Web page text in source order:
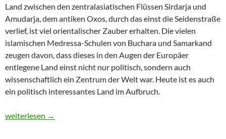
Land zwischen den zentralasiatischen Flüssen Sirdarja und
Amudarja, dem antiken Oxos, durch das einst die Seidenstraße
verlief, ist viel orientalischer Zauber erhalten. Die vielen
islamischen Medressa-Schulen von Buchara und Samarkand
zeugen davon, dass dieses in den Augen der Europäer
entlegene Land einst nicht nur politisch, sondern auch
wissenschaftlich ein Zentrum der Welt war. Heute ist es auch
ein politisch interessantes Land im Aufbruch.
Usbekistan 2025: Unterwegs in einem Land im Aufbruch
weiterlesen →